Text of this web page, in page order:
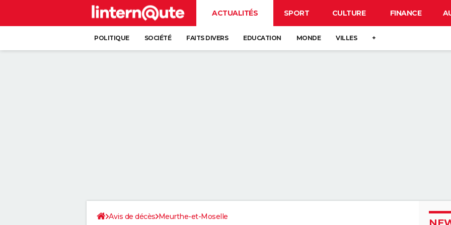
ACTUALITÉS SPORT CULTURE FINANCE
POLITIQUE SOCIÉTÉ FAITS DIVERS EDUCATION MONDE VILLES +
Avis de décès Meurthe-et-Moselle